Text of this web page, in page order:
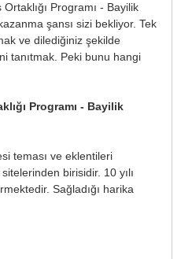
Programı - Bayilik
şansı sizi bekliyor. Tek
ve dilediğiniz şekilde
tanıtmak. Peki bunu hangi
Programı - Bayilik
teması ve eklentileri
birisidir. 10 yılı
Sağladığı harika